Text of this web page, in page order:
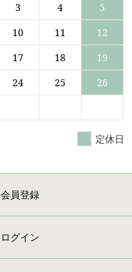
3 4
5
10 11
12
17 18
19
24 25
26
定休日
会員登録
ログイン